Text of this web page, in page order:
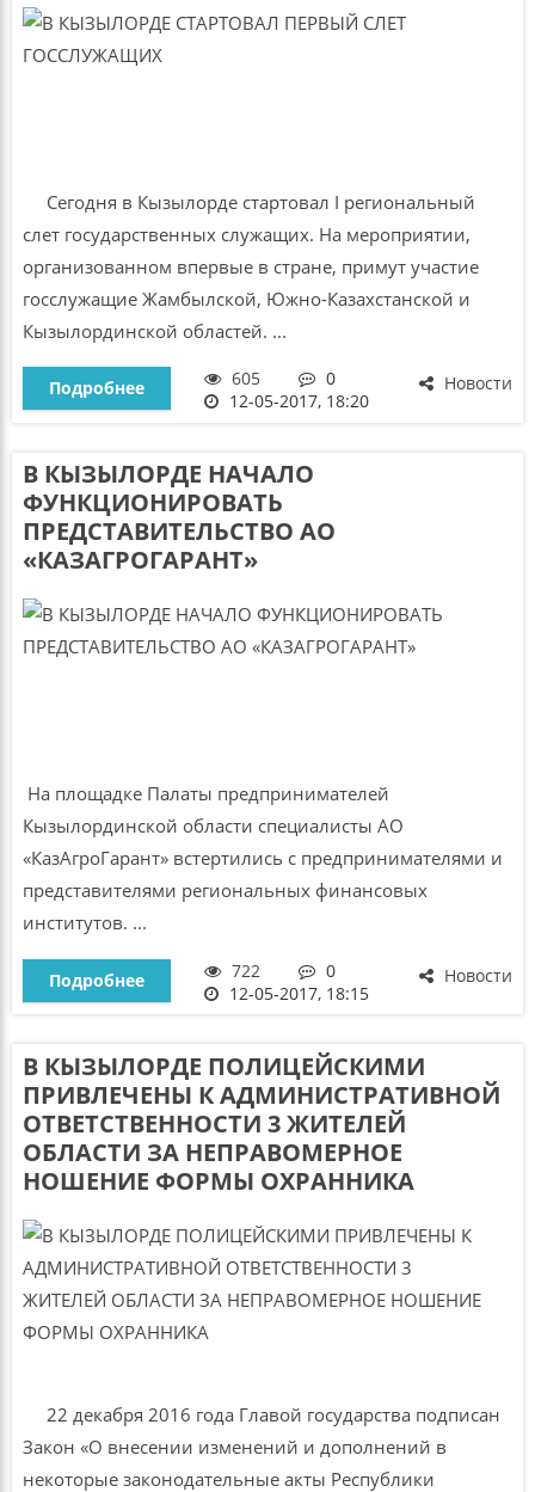
Сегодня в Кызылорде стартовал І региональный
слет государственных служащих. На мероприятии,
организованном впервые в стране, примут участие
госслужащие Жамбылской, Южно-Казахстанской и
Кызылординской областей. ...
Новости
Подробнее 605
0
12-05-2017, 18:20
В КЫЗЫЛОРДЕ НАЧАЛО
ФУНКЦИОНИРОВАТЬ
ПРЕДСТАВИТЕЛЬСТВО АО
«КАЗАГРОГАРАНТ»
На площадке Палаты предпринимателей
Кызылординской области специалисты АО
«КазАгроГарант» встертились с предпринимателями и
представителями региональных финансовых
институтов. ...
Новости
Подробнее 722
0
12-05-2017, 18:15
В КЫЗЫЛОРДЕ ПОЛИЦЕЙСКИМИ
ПРИВЛЕЧЕНЫ К АДМИНИСТРАТИВНОЙ
ОТВЕТСТВЕННОСТИ 3 ЖИТЕЛЕЙ
ОБЛАСТИ ЗА НЕПРАВОМЕРНОЕ
НОШЕНИЕ ФОРМЫ ОХРАННИКА
22 декабря 2016 года Главой государства подписан
Закон «О внесении изменений и дополнений в
некоторые законодательные акты Республики